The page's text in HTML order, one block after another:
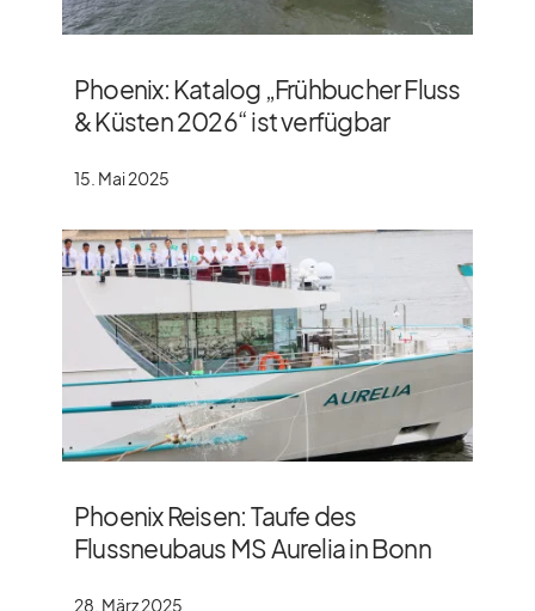
Phoenix: Katalog „Frühbucher Fluss
& Küsten 2026“ ist verfügbar
15. Mai 2025
Phoenix Reisen: Taufe des
Flussneubaus MS Aurelia in Bonn
28. März 2025